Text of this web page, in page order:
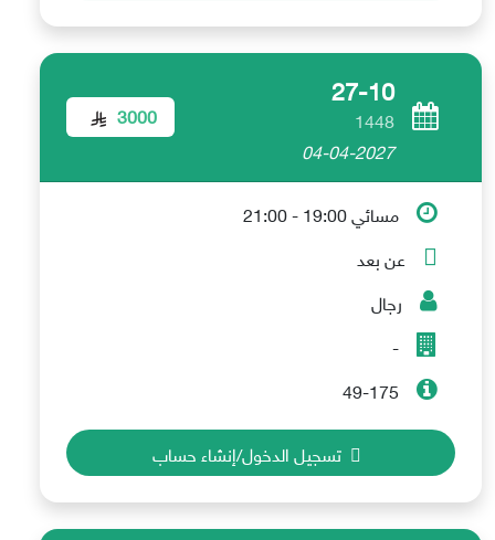
27-10
1448
04-04-2027
3000
مسائي 19:00 - 21:00
عن بعد
رجال
-
49-175
تسجيل الدخول/إنشاء حساب